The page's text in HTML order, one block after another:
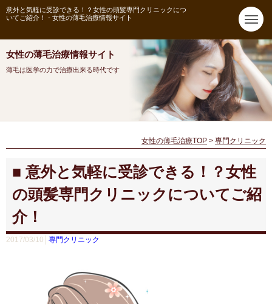
意外と気軽に受診できる！？女性の頭髪専門クリニックにつ
いてご紹介！ - 女性の薄毛治療情報サイト
女性の薄毛治療情報サイト
薄毛は医学の力で治療出来る時代です
女性の薄毛治療TOP > 専門クリニック
意外と気軽に受診できる！？女性
の頭髪専門クリニックについてご紹
介！
2017/03/10│ 専門クリニック